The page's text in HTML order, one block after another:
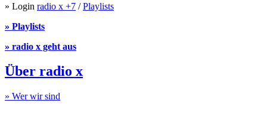
» Login radio x +7 /Playlists
» Playlists
» radio x geht aus
Über radio x
» Wer wir sind